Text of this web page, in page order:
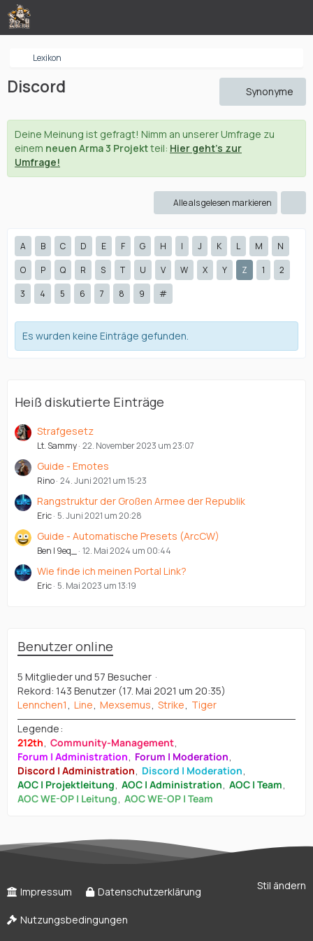
Lexikon
Discord Synonyme
Deine Meinung ist gefragt! Nimm an unserer Umfrage zu
einem neuen Arma 3 Projektteil: Hier geht's zur
Umfrage!
Alle als gelesen markieren
A B C D E F G H I J K L M
N
O
P Q R S T U V W X Y Z 1
2
3
4 5 6 7 8 9 #
Es wurden keine Einträge gefunden.
Heiß diskutierte Einträge
Strafgesetz
Lt. Sammy 22. November 2023 um 23:07
Guide - Emotes
Rino 24. Juni 2021 um 15:23
Rangstruktur der Großen Armee der Republik
Eric 5. Juni 2021 um 20:28
Guide - Automatische Presets (ArcCW)
Ben | 9eq_ 12. Mai 2024 um 00:44
Wie finde ich meinen Portal Link?
Eric 5. Mai 2023 um 13:19
Benutzer online
5 Mitglieder und 57 Besucher
Rekord: 143 Benutzer (17. Mai 2021 um 20:35)
Lennchen1
Line Mexsemus Strike
Tiger
Legende
212th Community-Management
Forum | Administration
Forum | Moderation
Discord | Administration
Discord | Moderation
AOC | Projektleitung AOC | Administration AOC | Team
AOC WE-OP | Leitung AOC WE-OP | Team
Stil ändern
Impressum Datenschutzerklärung
Nutzungsbedingungen